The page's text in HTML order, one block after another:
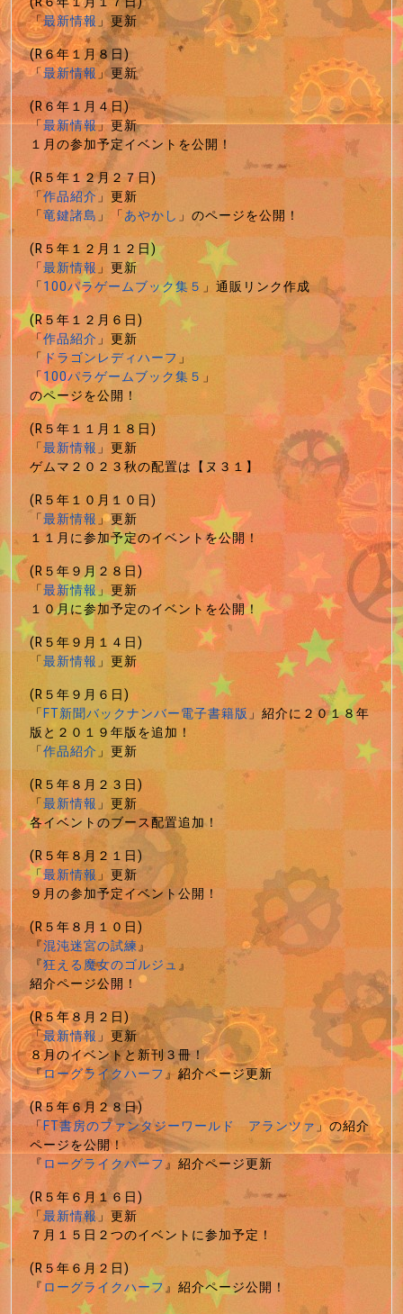
「最新情報」更新
(R６年１月８日)
「最新情報」更新
(R６年１月４日)
「最新情報」更新
１月の参加予定イベントを公開！
(R５年１２月２７日)
「作品紹介」更新
「竜鍵諸島」「あやかし」のページを公開！
(R５年１２月１２日)
「最新情報」更新
「100パラゲームブック集５ 」通販リンク作成
(R５年１２月６日)
「作品紹介」更新
「ドラゴンレディハーフ」
「100パラゲームブック集５ 」
のページを公開！
(R５年１１月１８日)
「最新情報」更新
ゲムマ２０２３秋の配置は【ヌ３１】
(R５年１０月１０日)
「最新情報」更新
１１月に参加予定のイベントを公開！
(R５年９月２８日)
「最新情報」更新
１０月に参加予定のイベントを公開！
(R５年９月１４日)
「最新情報」更新
(R５年９月６日)
「FT新聞バックナンバー電子書籍版」紹介に２０１８年
版と２０１９年版を追加！
「作品紹介」更新
(R５年８月２３日)
「最新情報」更新
各イベントのブース配置追加！
(R５年８月２１日)
「最新情報」更新
９月の参加予定イベント公開！
(R５年８月１０日)
『混沌迷宮の試練』
『狂える魔女のゴルジュ』
紹介ページ公開！
(R５年８月２日)
「最新情報」更新
８月のイベントと新刊３冊！
『ローグライクハーフ』紹介ページ更新
(R５年６月２８日)
「FT書房のファンタジーワールド アランツァ」の紹介
ページを公開！
『ローグライクハーフ』紹介ページ更新
(R５年６月１６日)
「最新情報」更新
７月１５日２つのイベントに参加予定！
(R５年６月２日)
『ローグライクハーフ』紹介ページ公開！